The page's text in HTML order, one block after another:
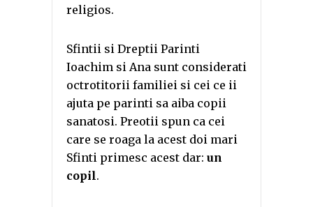
religios.
Sfintii si Dreptii Parinti
Ioachim si Ana sunt considerati
octrotitorii familiei si cei ce ii
ajuta pe parinti sa aiba copii
sanatosi. Preotii spun ca cei
care se roaga la acest doi mari
Sfinti primesc acest dar: un
copil.